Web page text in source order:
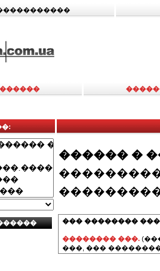
������ �
��� ��������
�������� ���.
���, ���